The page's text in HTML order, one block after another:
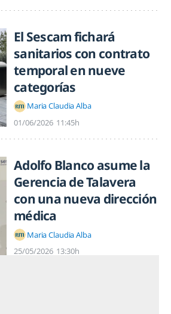
El Sescam fichará
sanitarios con contrato
temporal en nueve
categorías
Maria Claudia Alba
01/06/2026 11:45h
Adolfo Blanco asume la
Gerencia de Talavera
con una nueva dirección
médica
Maria Claudia Alba
25/05/2026 13:30h